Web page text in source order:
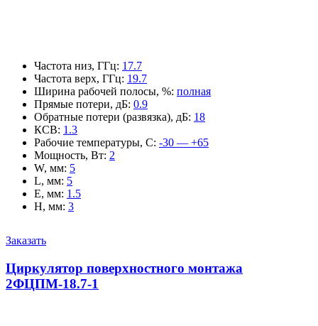
Частота низ, ГГц: 17.7
Частота верх, ГГц: 19.7
Ширина рабочей полосы, %: полная
Прямые потери, дБ: 0.9
Обратные потери (развязка), дБ: 18
КСВ: 1.3
Рабочие температуры, С: -30 — +65
Мощность, Вт: 2
W, мм: 5
L, мм: 5
E, мм: 1.5
H, мм: 3
Заказать
Циркулятор поверхностного монтажа
2ФЦПМ-18.7-1